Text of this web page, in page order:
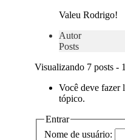
Valeu Rodrigo!
Autor
Posts
Visualizando 7 posts -
Você deve fazer
tópico.
Entrar
Nome de usuário: